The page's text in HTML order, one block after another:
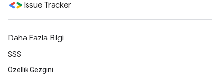
Issue Tracker
Daha Fazla Bilgi
SSS
Özellik Gezgini